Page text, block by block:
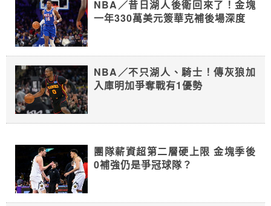
NBA／昔日湖人後衛回來了！金塊
一年330萬美元簽華克補後場深度
NBA／不只湖人、騎士！傳灰狼加
入庫明加爭奪戰有1優勢
團隊薪資超第二層硬上限 金塊季後
0補強仍是爭冠球隊？